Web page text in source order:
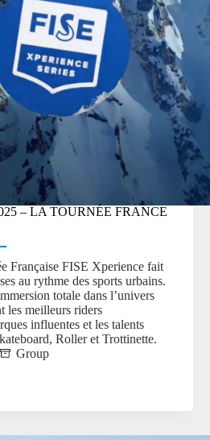
– LA TOURNÉE FRANCE
Française FISE Xperience fait
au rythme des sports urbains.
totale dans l’univers
les meilleurs riders
influentes et les talents
Roller et Trottinette.
Group